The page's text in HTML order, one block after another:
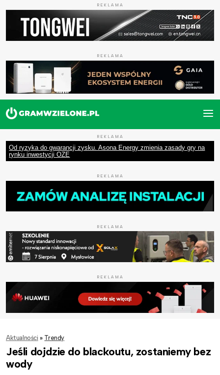
REKLAMA
REKLAMA
REKLAMA
Od ryzyka do gwarancji zysku. Asona Energy zmienia zasady gry na
rynku inwestycji OZE
REKLAMA
REKLAMA
REKLAMA
Aktualności » Trendy
Jeśli dojdzie do blackoutu, zostaniemy bez
wody